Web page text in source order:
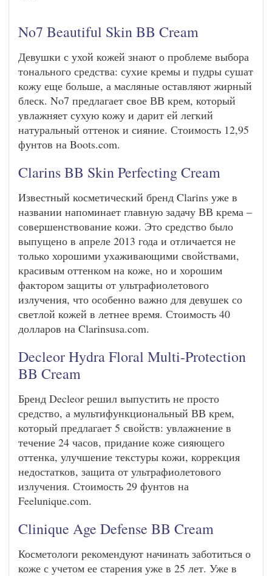
No7 Beautiful Skin BB Cream
Девушки с ухой кожей знают о проблеме выбора
тонального средства: сухие кремы и пудры сушат
кожу еще больше, а масляные оставляют жирный
блеск. No7 предлагает свое ВВ крем, который
увлажняет сухую кожу и дарит ей легкий
натуральный оттенок и сияние. Стоимость 12,95
фунтов на Boots.com.
Clarins BB Skin Perfecting Cream
Известный косметический бренд Clarins уже в
названии напоминает главную задачу ВВ крема –
совершенствование кожи. Это средство было
выпущено в апреле 2013 года и отличается не
только хорошими ухаживающими свойствами,
красивым оттенком на коже, но и хорошим
фактором защиты от ультрафиолетового
излучения, что особенно важно для девушек со
светлой кожей в летнее время. Стоимость 40
долларов на Clarinsusa.com.
Decleor Hydra Floral Multi-Protection
BB Cream
Бренд Decleor решил выпустить не просто
средство, а мультифункциональный ВВ крем,
который предлагает 5 свойств: увлажнение в
течение 24 часов, придание коже сияющего
оттенка, улучшение текстуры кожи, коррекция
недостатков, защита от ультрафиолетового
излучения. Стоимость 29 фунтов на
Feelunique.com.
Clinique Age Defense BB Cream
Косметологи рекомендуют начинать заботиться о
коже с учетом ее старения уже в 25 лет. Уже в